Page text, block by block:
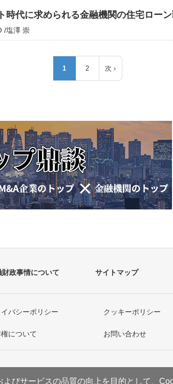
びサービスの品質の向上を目的として、
時代に求められる金融機関の住宅ロー
/塩澤 崇
ー
ジ
1
2
次 ›
財政事情について サイトマップ
バシーポリシー クッキーポリシー
について お問い合わせ